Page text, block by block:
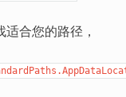
合您的路径，